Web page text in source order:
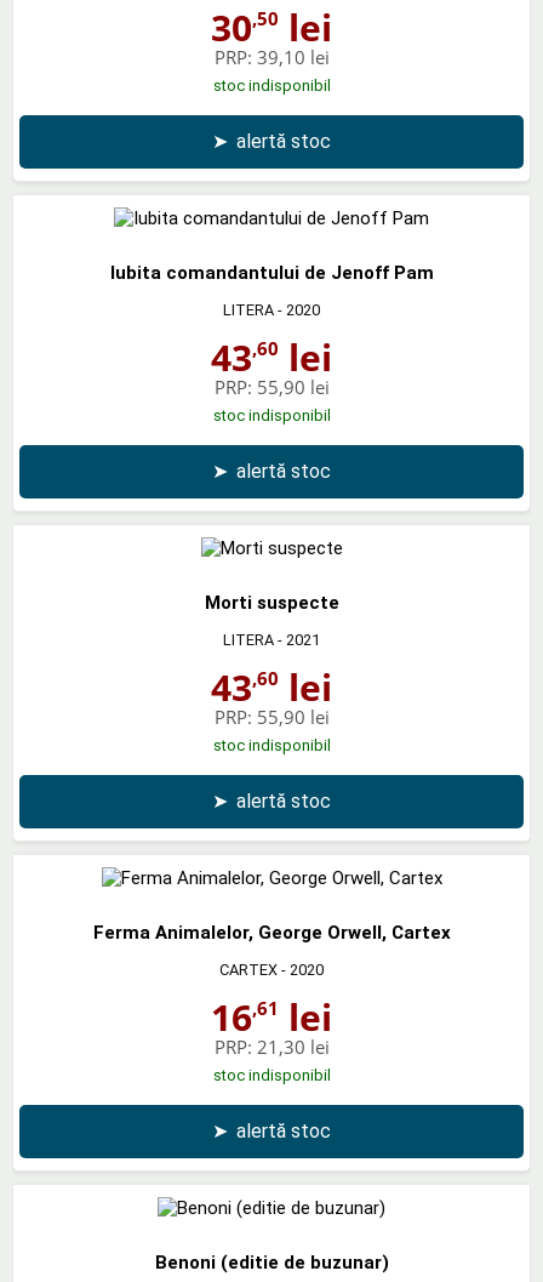
30,50 lei
PRP: 39,10 lei
stoc indisponibil
➤ alertă stoc
Iubita comandantului de Jenoff Pam
LITERA - 2020
43,60 lei
PRP: 55,90 lei
stoc indisponibil
➤ alertă stoc
Morti suspecte
LITERA - 2021
43,60 lei
PRP: 55,90 lei
stoc indisponibil
➤ alertă stoc
Ferma Animalelor, George Orwell, Cartex
CARTEX - 2020
16,61 lei
PRP: 21,30 lei
stoc indisponibil
➤ alertă stoc
Benoni (editie de buzunar)